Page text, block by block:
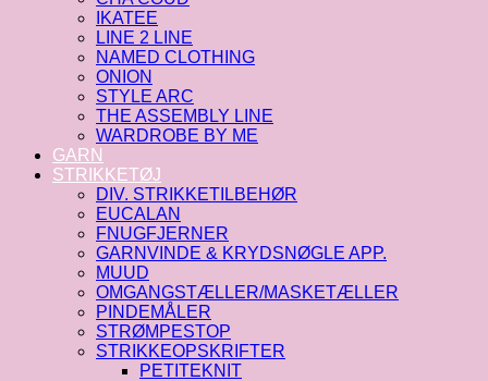
IKATEE
LINE 2 LINE
NAMED CLOTHING
ONION
STYLE ARC
THE ASSEMBLY LINE
WARDROBE BY ME
GARN
STRIKKETØJ
DIV. STRIKKETILBEHØR
EUCALAN
FNUGFJERNER
GARNVINDE & KRYDSNØGLE APP.
MUUD
OMGANGSTÆLLER/MASKETÆLLER
PINDEMÅLER
STRØMPESTOP
STRIKKEOPSKRIFTER
PETITEKNIT